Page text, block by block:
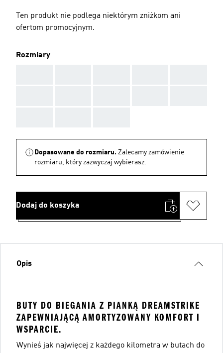
Ten produkt nie podlega niektórym zniżkom ani
ofertom promocyjnym.
Rozmiary
Dopasowane do rozmiaru. Zalecamy zamówienie
rozmiaru, który zazwyczaj wybierasz.
Dodaj do koszyka
Opis
BUTY DO BIEGANIA Z PIANKĄ DREAMSTRIKE
ZAPEWNIAJĄCĄ AMORTYZOWANY KOMFORT I
WSPARCIE.
Wynieś jak najwięcej z każdego kilometra w butach do